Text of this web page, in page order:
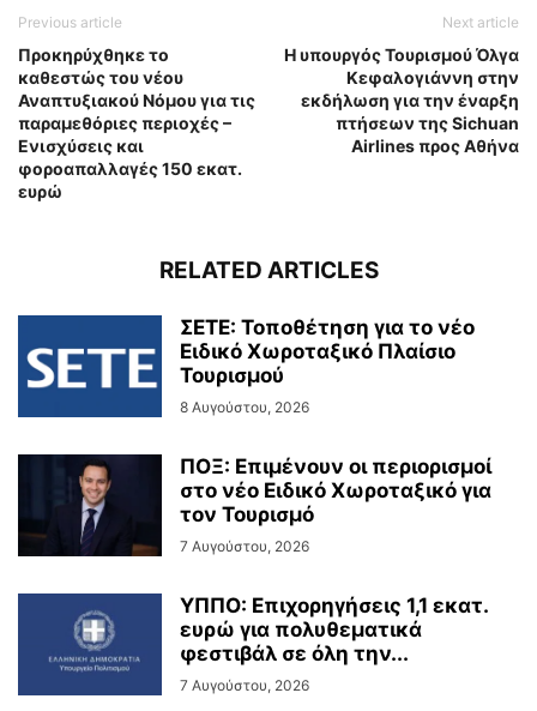
Previous article
Προκηρύχθηκε το
καθεστώς του νέου
Αναπτυξιακού Νόμου για τις
παραμεθόριες περιοχές –
Ενισχύσεις και
φοροαπαλλαγές 150 εκατ.
ευρώ
Next article
H υπουργός Τουρισμού Όλγα
Κεφαλογιάννη στην
εκδήλωση για την έναρξη
πτήσεων της Sichuan
Airlines προς Αθήνα
RELATED ARTICLES
ΣΕΤΕ: Τοποθέτηση για το νέο
Ειδικό Χωροταξικό Πλαίσιο
Τουρισμού
8 Αυγούστου, 2026
ΠΟΞ: Επιμένουν οι περιορισμοί
στο νέο Ειδικό Χωροταξικό για
τον Τουρισμό
7 Αυγούστου, 2026
ΥΠΠΟ: Επιχορηγήσεις 1,1 εκατ.
ευρώ για πολυθεματικά
φεστιβάλ σε όλη την...
7 Αυγούστου, 2026